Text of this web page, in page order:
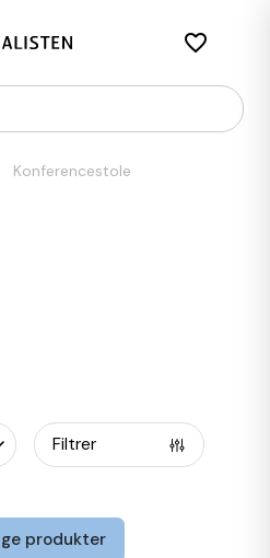
favorite_border
Konferencestole
Filtrer
produkter